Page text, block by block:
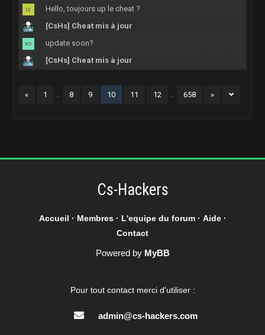
Hello, toujours up le cheat ?
[CsHs] Cheat mis à jour
update soon?
[CsHs] Cheat mis à jour
« 1 … 8 9 10 11 12 … 658 »
Cs-Hackers
Accueil · Membres· L'equipe du forum· Aide·
Contact
Powered by MyBB
Pour tout contact merci d'utiliser :
admin@cs-hackers.com